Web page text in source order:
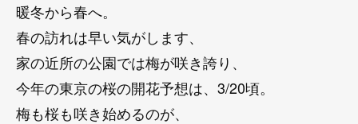
暖冬から春へ。
春の訪れは早い気がします、
家の近所の公園では梅が咲き誇り、
今年の東京の桜の開花予想は、3/20頃。
梅も桜も咲き始めるのが、